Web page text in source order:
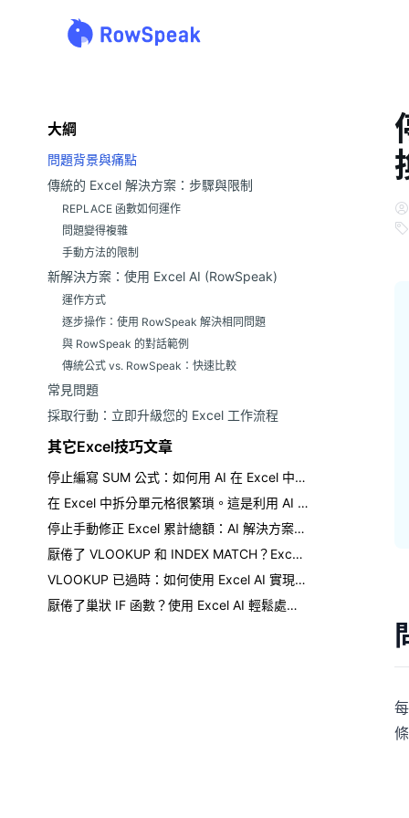
大綱
問題背景與痛點
傳統的 Excel 解決方案：步驟與限制
REPLACE 函數如何運作
問題變得複雜
手動方法的限制
新解決方案：使用 Excel AI (RowSpeak)
運作方式
逐步操作：使用 RowSpeak 解決相同問題
與 RowSpeak 的對話範例
傳統公式 vs. RowSpeak：快速比較
常見問題
採取行動：立即升級您的 Excel 工作流程
其它Excel技巧文章
停止編寫 SUM 公式：如何用 AI 在 Excel 中取得總計
在 Excel 中拆分單元格很繁瑣。這是利用 AI 的更聰明方法。
停止手動修正 Excel 累計總額：AI 解決方案在此
厭倦了 VLOOKUP 和 INDEX MATCH？Excel AI 如何改變遊戲規則
VLOOKUP 已過時：如何使用 Excel AI 實現更快、無錯誤的數據查找
厭倦了巢狀 IF 函數？使用 Excel AI 輕鬆處理複雜條件